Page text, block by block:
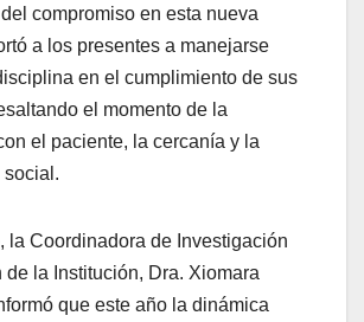
compromiso en esta nueva
a los presentes a manejarse
en el cumplimiento de sus
el momento de la
el paciente, la cercanía y la
la Coordinadora de Investigación
de la Institución, Dra. Xiomara
que este año la dinámica